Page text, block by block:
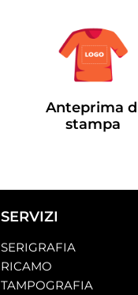
Anteprima
stampa
SERVIZI
SERIGRAFIA
RICAMO
TAMPOGRAFIA